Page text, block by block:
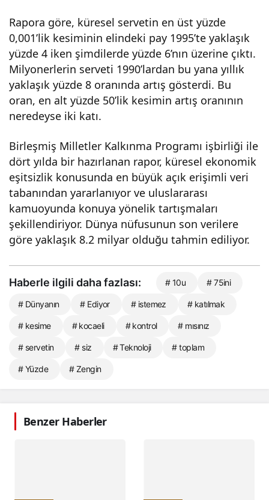
Rapora göre, küresel servetin en üst yüzde
0,001’lik kesiminin elindeki pay 1995’te yaklaşık
yüzde 4 iken şimdilerde yüzde 6’nın üzerine çıktı.
Milyonerlerin serveti 1990’lardan bu yana yıllık
yaklaşık yüzde 8 oranında artış gösterdi. Bu
oran, en alt yüzde 50’lik kesimin artış oranının
neredeyse iki katı.
Birleşmiş Milletler Kalkınma Programı işbirliği ile
dört yılda bir hazırlanan rapor, küresel ekonomik
eşitsizlik konusunda en büyük açık erişimli veri
tabanından yararlanıyor ve uluslararası
kamuoyunda konuya yönelik tartışmaları
şekillendiriyor. Dünya nüfusunun son verilere
göre yaklaşık 8.2 milyar olduğu tahmin ediliyor.
Haberle ilgili daha fazlası: # 10u # 75ini
# Dünyanın # Ediyor # istemez # katılmak
# kesime # kocaeli # kontrol # mısınız
# servetin # siz # Teknoloji # toplam
# Yüzde # Zengin
Benzer Haberler